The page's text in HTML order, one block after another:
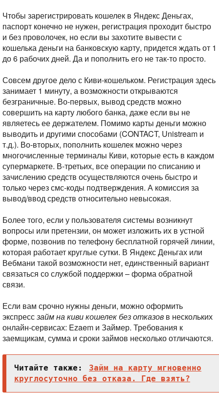
Чтобы зарегистрировать кошелек в Яндекс Деньгах,
паспорт конечно не нужен, регистрация проходит быстро
и без проволочек, но если вы захотите вывести с
кошелька деньги на банковскую карту, придется ждать от 1
до 6 рабочих дней. Да и пополнить его не так-то просто.
Совсем другое дело с Киви-кошельком. Регистрация здесь
занимает 1 минуту, а возможности открываются
безграничные. Во-первых, вывод средств можно
совершить на карту любого банка, даже если вы не
являетесь ее держателем. Помимо карты деньги можно
выводить и другими способами (CONTACT, Unistream и
т.д.). Во-вторых, пополнить кошелек можно через
многочисленные терминалы Киви, которые есть в каждом
супермаркете. В-третьих, все операции по списанию и
зачислению средств осуществляются очень быстро и
только через смс-коды подтверждения. А комиссия за
вывод/ввод средств относительно невысокая.
Более того, если у пользователя системы возникнут
вопросы или претензии, он может изложить их в устной
форме, позвонив по телефону бесплатной горячей линии,
которая работает круглые сутки. В Яндекс Деньгах или
Вебмани такой возможности нет, единственный вариант
связаться со службой поддержки – форма обратной
связи.
Если вам срочно нужны деньги, можно оформить
экспрессзайм на киви кошелек без отказов в нескольких
онлайн-сервисах: Ezaem и Займер. Требования к
заемщикам, сумма и сроки займов несколько отличаются.
Читайте также:
Займ на карту мгновенно
круглосуточно без отказа. Где взять?